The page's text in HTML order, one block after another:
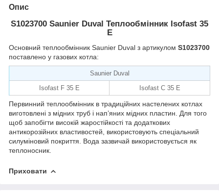
Опис
S1023700 Saunier Duval Теплообмінник Isofast 35
E
Основний теплообмінник Saunier Duval з артикулом S1023700
поставлено у газових котла:
Saunier Duval
Isofast F 35 E
Isofast C 35 E
Первинний теплообмінник в традиційних настелених котлах
виготовлені з мідних труб і нап’яних мідних пластин. Для того
щоб запобігти високій жаростійкості та додаткових
антикорозійних властивостей, використовують спеціальний
силуміновий покриття. Вода зазвичай використовується як
теплоносник.
Приховати